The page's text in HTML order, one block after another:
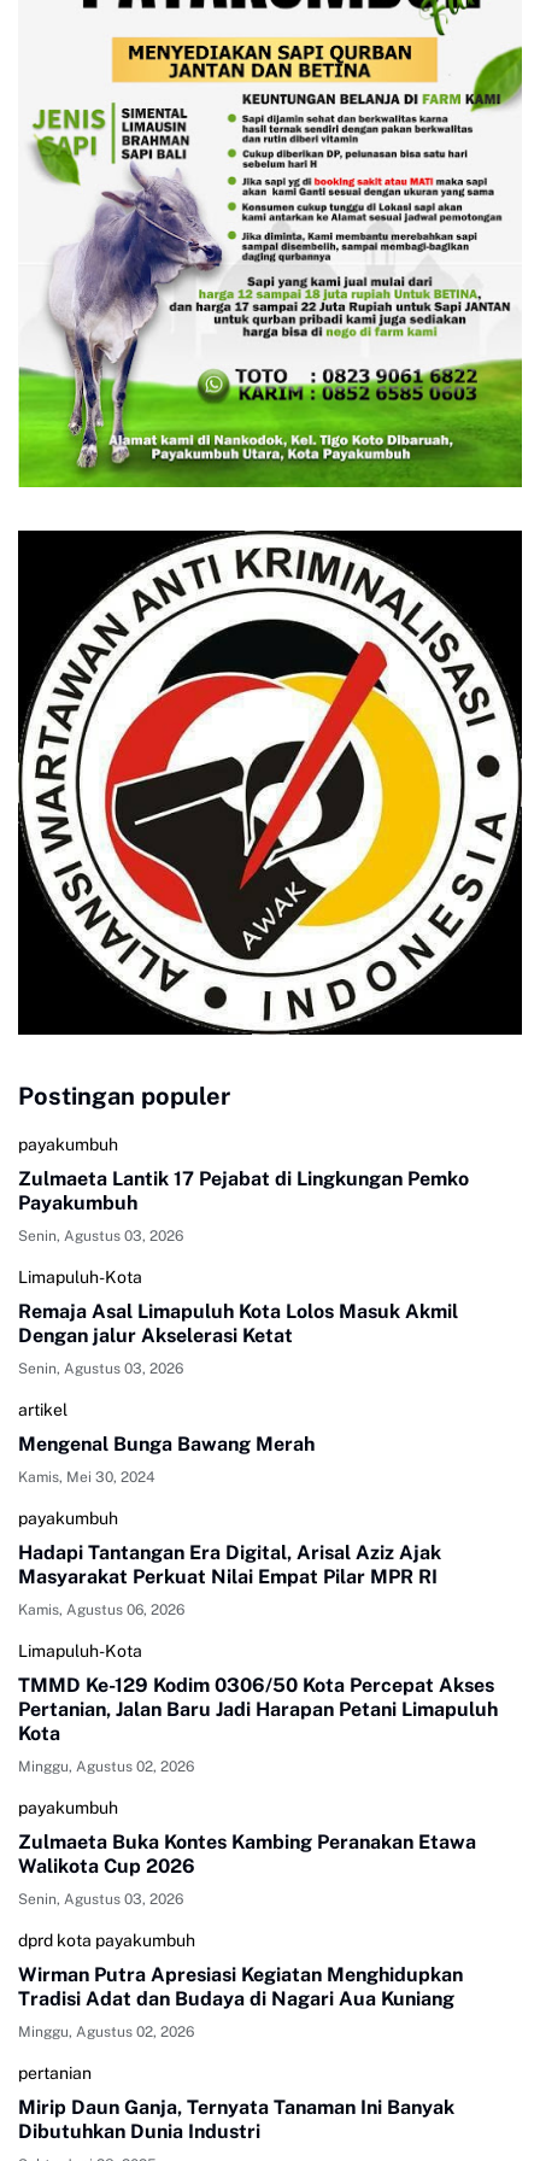
Postingan populer
payakumbuh
Zulmaeta Lantik 17 Pejabat di Lingkungan Pemko
Payakumbuh
Senin, Agustus 03, 2026
Limapuluh-Kota
Remaja Asal Limapuluh Kota Lolos Masuk Akmil
Dengan jalur Akselerasi Ketat
Senin, Agustus 03, 2026
artikel
Mengenal Bunga Bawang Merah
Kamis, Mei 30, 2024
payakumbuh
Hadapi Tantangan Era Digital, Arisal Aziz Ajak
Masyarakat Perkuat Nilai Empat Pilar MPR RI
Kamis, Agustus 06, 2026
Limapuluh-Kota
TMMD Ke-129 Kodim 0306/50 Kota Percepat Akses
Pertanian, Jalan Baru Jadi Harapan Petani Limapuluh
Kota
Minggu, Agustus 02, 2026
payakumbuh
Zulmaeta Buka Kontes Kambing Peranakan Etawa
Walikota Cup 2026
Senin, Agustus 03, 2026
dprd kota payakumbuh
Wirman Putra Apresiasi Kegiatan Menghidupkan
Tradisi Adat dan Budaya di Nagari Aua Kuniang
Minggu, Agustus 02, 2026
pertanian
Mirip Daun Ganja, Ternyata Tanaman Ini Banyak
Dibutuhkan Dunia Industri